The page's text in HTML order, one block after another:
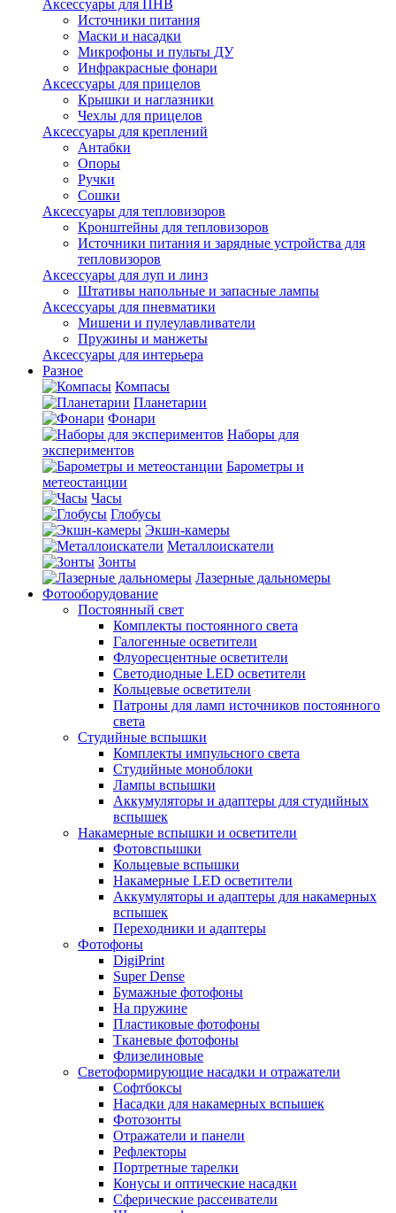
Аксессуары для ПНВ
Источники питания
Маски и насадки
Микрофоны и пульты ДУ
Инфракрасные фонари
Аксессуары для прицелов
Крышки и наглазники
Чехлы для прицелов
Аксессуары для креплений
Антабки
Опоры
Ручки
Сошки
Аксессуары для тепловизоров
Кронштейны для тепловизоров
Источники питания и зарядные устройства для
тепловизоров
Аксессуары для луп и линз
Штативы напольные и запасные лампы
Аксессуары для пневматики
Мишени и пулеулавливатели
Пружины и манжеты
Аксессуары для интерьера
Разное
Компасы
Планетарии
Фонари
Наборы для
экспериментов
Барометры и
метеостанции
Часы
Глобусы
Экшн-камеры
Металлоискатели
Зонты
Лазерные дальномеры
Фотооборудование
Постоянный свет
Комплекты постоянного света
Галогенные осветители
Флуоресцентные осветители
Светодиодные LED осветители
Кольцевые осветители
Патроны для ламп источников постоянного
света
Студийные вспышки
Комплекты импульсного света
Студийные моноблоки
Лампы вспышки
Аккумуляторы и адаптеры для студийных
вспышек
Накамерные вспышки и осветители
Фотовспышки
Кольцевые вспышки
Накамерные LED осветители
Аккумуляторы и адаптеры для накамерных
вспышек
Переходники и адаптеры
Фотофоны
DigiPrint
Super Dense
Бумажные фотофоны
На пружине
Пластиковые фотофоны
Тканевые фотофоны
Флизелиновые
Светоформирующие насадки и отражатели
Софтбоксы
Насадки для накамерных вспышек
Фотозонты
Отражатели и панели
Рефлекторы
Портретные тарелки
Конусы и оптические насадки
Сферические рассеиватели